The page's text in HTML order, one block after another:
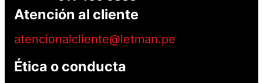
Atención al cliente
atencionalcliente@letman.pe
Ética o conducta